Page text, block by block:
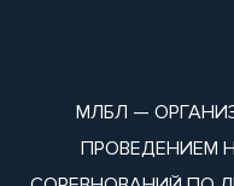
МЛБЛ —
ПРОВЕДЕНИЕМ